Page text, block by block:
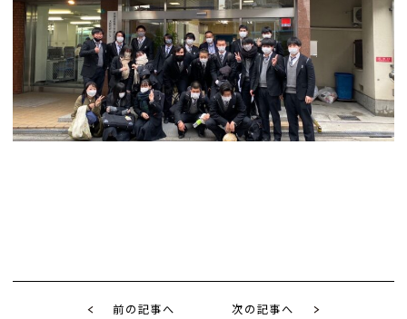
前の記事へ 次の記事へ